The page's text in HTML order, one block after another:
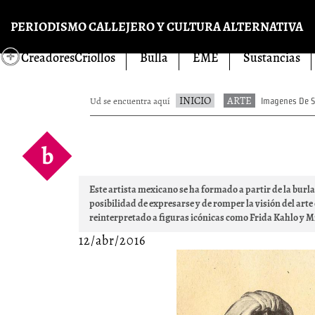
PERIODISMO CALLEJERO Y CULTURA ALTERNATIVA
CreadoresCriollos
Bulla EME Sustancias
Ud se encuentra aquí INICIO ARTE Imagenes De
b
Este artista mexicano se ha formado a partir de la
posibilidad de expresarse y de romper la visión del
reinterpretado a figuras icónicas como Frida Kahlo y
12/abr/2016